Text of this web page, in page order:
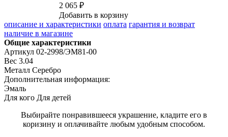
2 065 ₽
Добавить в корзину
описание и характеристики оплата гарантия и возврат
наличие в магазине
Общие характеристики
Артикул 02-2998/ЭМ81-00
Вес 3.04
Металл Серебро
Дополнительная информация:
Эмаль
Для кого Для детей
Выбирайте понравившееся украшение, кладите его в
коризину и оплачивайте любым удобным способом.